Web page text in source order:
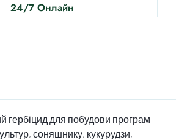
24/7 Онлайн
гербіцид для побудови програм
соняшнику, кукурудзи,